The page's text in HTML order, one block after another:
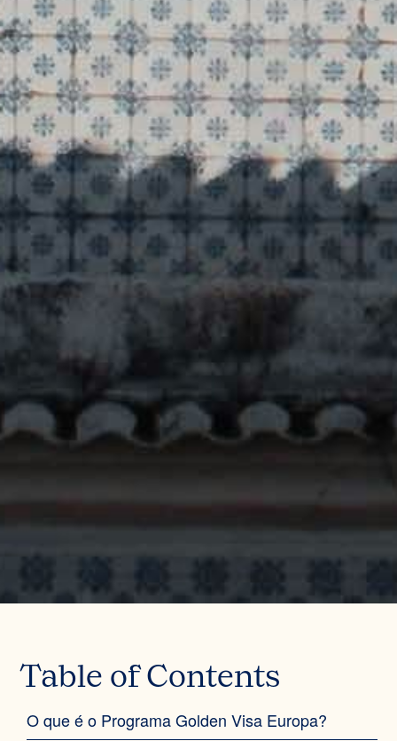
Table of Contents
O que é o Programa Golden Visa Europa?‍